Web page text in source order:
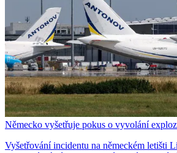
Německo vyšetřuje pokus o vyvolání
Vyšetřování incidentu na německém letišti